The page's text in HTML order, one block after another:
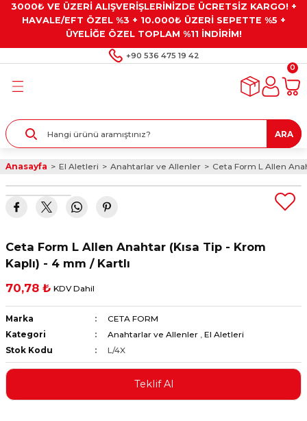
3000₺ VE ÜZERİ ALIŞVERİŞLERİNİZDE ÜCRETSİZ KARGO! +
HAVALE/EFT ÖZEL %3 + 10.000₺ ÜZERİ SEPETTE %5 +
ÜYELİĞE ÖZEL TOPLAM %11 İNDİRİM!
+90 536 475 19 42
Geri Dön
Geri Dön
Geri Dön
Gresler
Geri Dön
Alet Setleri
ve Multimetreler
ve Penseler
Geri Dön
Taşları ve
ARA
0
Anasayfa El Aletleri Anahtarlar ve Allenler Ceta Form L Allen
Ceta Form L Allen Anahtar (Kısa Tip - Krom
Kaplı) - 4 mm / Kartlı
70,78 ₺ KDV Dahil
Marka
CETA FORM
Kategori
Anahtarlar ve Allenler , El Aletleri
Stok Kodu
L/4X
Teklif Al